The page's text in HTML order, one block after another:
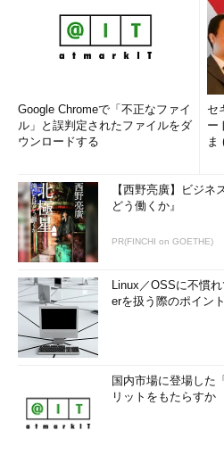
Google Chromeで「不正なファイ
ル」と誤判定されたファイルをダ
ウンロードする
セ
ー
ま
【西野亮廣】ビジ
どう働くか』
PR(FINCHI on GOETHE)
Linux／OSSに不慣
erを扱う際のポイント
国内市場に登場した
リットをもたらすか